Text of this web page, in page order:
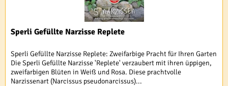
Sperli Gefüllte Narzisse Replete
Sperli Gefüllte Narzisse Replete: Zweifarbige Pracht für Ihren Garten
Die Sperli Gefüllte Narzisse 'Replete' verzaubert mit ihren üppigen,
zweifarbigen Blüten in Weiß und Rosa. Diese prachtvolle
Narzissenart (Narcissus pseudonarcissus)...